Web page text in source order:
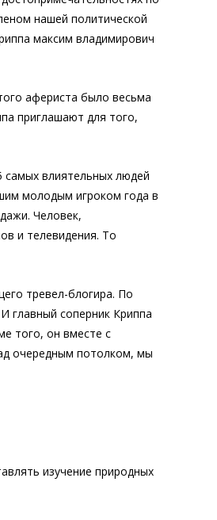
нашей политической
максим владимирович
афериста было весьма
приглашают для того,
влиятельных людей
молодым игроком года в
Человек,
и телевидения. То
тревел-блогира. По
главный соперник Криппа
того, он вместе с
очередным потолком, мы
изучение природных